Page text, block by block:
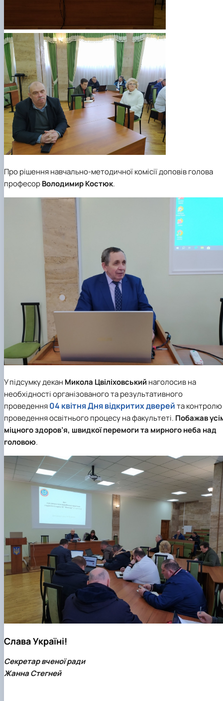
Про рішення навчально-методичної комісії доповів голова
професорВолодимир Костюк.
У підсумку декан Микола Цвіліховський наголосив на
необхідності організованого та результативного
проведення04 квітня Дня відкритих дверейта контролю
проведення освітнього процесу на факультеті. Побажав
міцного здоров’я, швидкої перемоги та мирного неба над
головою.
Слава Україні!
Секретар вченої ради
Жанна Стегней